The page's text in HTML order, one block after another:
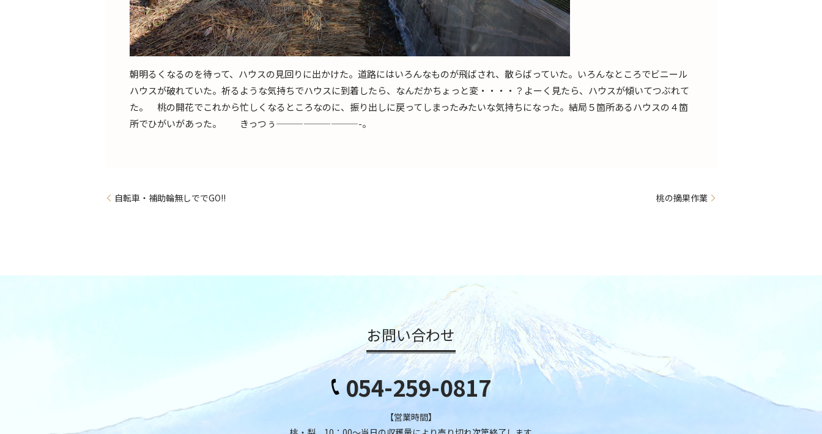
朝明るくなるのを待って、ハウスの見回りに出かけた。道路にはいろんなものが飛ばされ、散らばっていた。いろんなところでビニール
ハウスが破れていた。祈るような気持ちでハウスに到着したら、なんだかちょっと変・・・・？よーく見たら、ハウスが傾いてつぶれて
た。 桃の開花でこれから忙しくなるところなのに、振り出しに戻ってしまったみたいな気持ちになった。結局５箇所あるハウスの４箇
所でひがいがあった。 きっつぅ—————————-。
自転車・補助輪無しででGO!! 桃の摘果作業
お問い合わせ
054-259-0817
【営業時間】